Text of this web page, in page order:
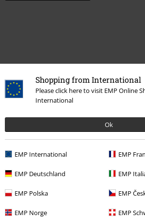
Shopping from International
Please click here to visit EMP Online
International
Ok
EMP International EMP
EMP Deutschland EMP
EMP Polska EMP
EMP Norge EMP
Plus de catégories. Plus d'options.
Musique Les Styles Melodic Death Metal
Musique
Promos %
Musique Amon Amarth